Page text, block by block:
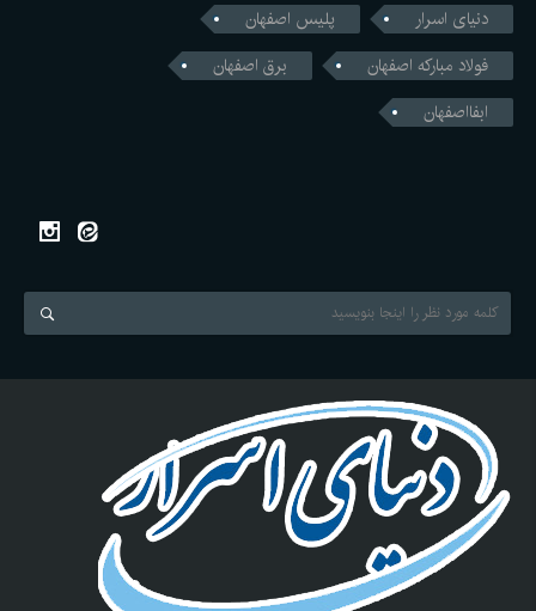
دنیای اسرار
پلیس اصفهان
فولاد مبارکه اصفهان
برق اصفهان
ابفااصفهان